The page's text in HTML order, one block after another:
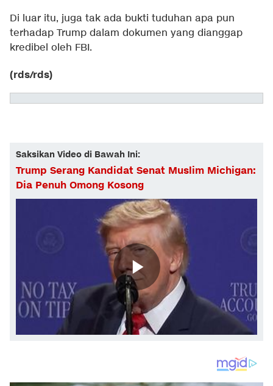
Di luar itu, juga tak ada bukti tuduhan apa pun
terhadap Trump dalam dokumen yang dianggap
kredibel oleh FBI.
(rds/rds)
Saksikan Video di Bawah Ini:
Trump Serang Kandidat Senat Muslim Michigan:
Dia Penuh Omong Kosong